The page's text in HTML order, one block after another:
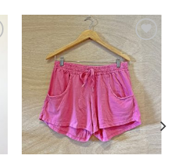
Adicionar
a minha
lista